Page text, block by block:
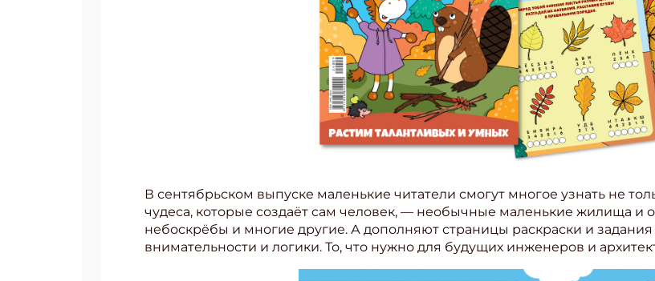
В сентябрьском выпуске маленькие читатели смогут многое узнать не
чудеса, которые создаёт сам человек, — необычные маленькие жилища и
небоскрёбы и многие другие. А дополняют страницы раскраски и
внимательности и логики. То, что нужно для будущих инженеров и